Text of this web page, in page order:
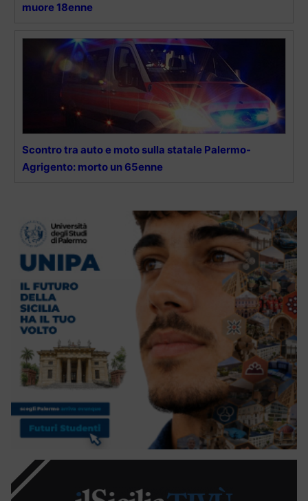
muore 18enne
Scontro tra auto e moto sulla statale Palermo-
Agrigento: morto un 65enne